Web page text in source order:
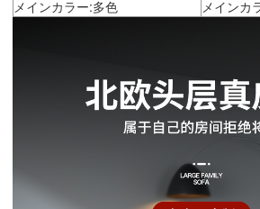
メインカラー:多色
メインカ